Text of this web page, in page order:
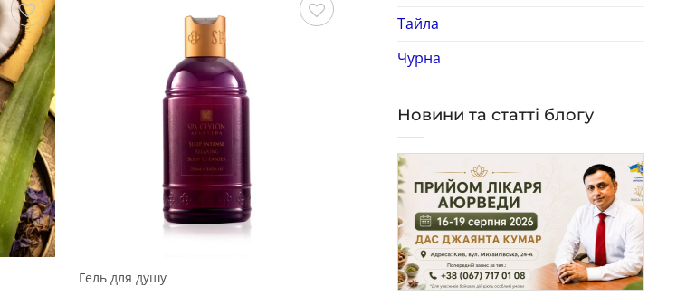
Тайла
Чурна
Новини та статті блогу
Гель для душу Гель для душу